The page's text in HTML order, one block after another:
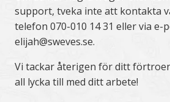
support, tveka inte att kontakta
telefon 070-010 14 31 eller via e-
elijah@sweves.se.
Vi tackar återigen för ditt
all lycka till med ditt arbete!